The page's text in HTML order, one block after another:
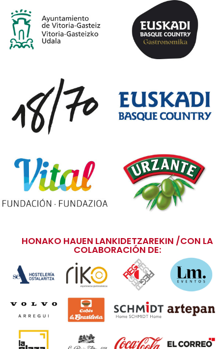
HONAKO HAUEN LANKIDETZAREKIN /CON LA
COLABORACIÓN DE: